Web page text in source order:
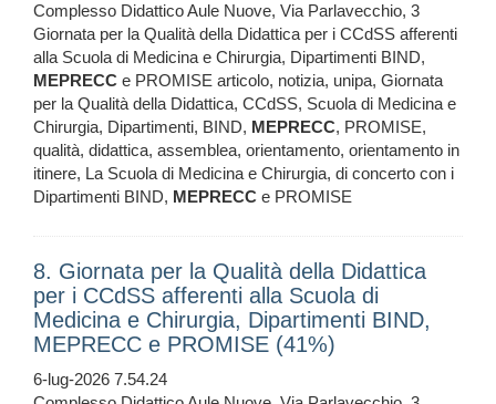
Complesso Didattico Aule Nuove, Via Parlavecchio, 3
Giornata per la Qualità della Didattica per i CCdSS afferenti
alla Scuola di Medicina e Chirurgia, Dipartimenti BIND,
MEPRECC e PROMISE articolo, notizia, unipa, Giornata
per la Qualità della Didattica, CCdSS, Scuola di Medicina e
Chirurgia, Dipartimenti, BIND, MEPRECC, PROMISE,
qualità, didattica, assemblea, orientamento, orientamento in
itinere, La Scuola di Medicina e Chirurgia, di concerto con i
Dipartimenti BIND, MEPRECC e PROMISE
8. Giornata per la Qualità della Didattica
per i CCdSS afferenti alla Scuola di
Medicina e Chirurgia, Dipartimenti BIND,
MEPRECC e PROMISE (41%)
6-lug-2026 7.54.24